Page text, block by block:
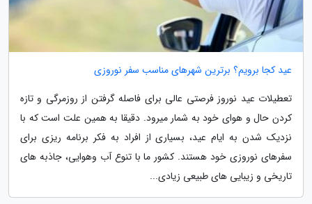
عید کجا برویم؟ برترین شهرهای مناسب سفر نوروزی
تعطیلات عید نوروز فرصتی عالی برای فاصله گرفتن از روزمرگی و تازه
کردن حال و هوای خود به شمار میرود. دقیقا به همین علت است که با
نزدیک شدن به ایام عید، بسیاری از افراد به فکر برنامه ریزی برای
سفرهای نوروزی خود هستند. کشور ما با تنوع آب وهوایی، جاذبه های
تاریخی و زیبایی های طبیعی زیادی...